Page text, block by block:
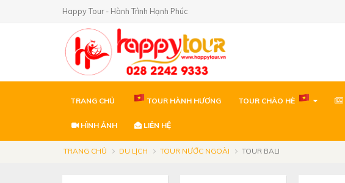
Happy Tour - Hành Trình Hạnh Phúc
TRANG CHỦ TOUR HÀNH HƯƠNG TOUR CHÀO HÈ
HÌNH ẢNH LIÊN HỆ
TRANG CHỦ DU LỊCH TOUR NƯỚC NGOÀI TOUR BALI